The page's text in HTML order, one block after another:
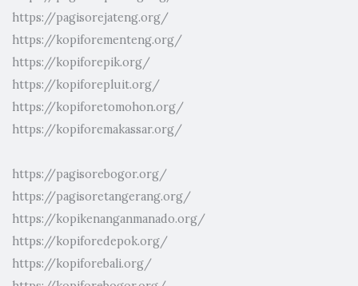
https://pagisorejateng.org/
https://kopiforementeng.org/
https://kopiforepik.org/
https://kopiforepluit.org/
https://kopiforetomohon.org/
https://kopiforemakassar.org/
https://pagisorebogor.org/
https://pagisoretangerang.org/
https://kopikenanganmanado.org/
https://kopiforedepok.org/
https://kopiforebali.org/